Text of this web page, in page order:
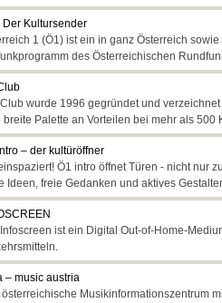
Der Kultursender
1 (Ö1) ist ein in ganz Österreich
des Österreichischen
wurde 1996 gegründet und
breite Palette an Vorteilen bei mehr als 500
– der kultüröffner
Ö1 intro öffnet Türen - nicht nur
Ideen, freie Gedanken und aktives
ist ein Digital Out-of-Home-
– music austria
österreichische Musikinformationszentrum